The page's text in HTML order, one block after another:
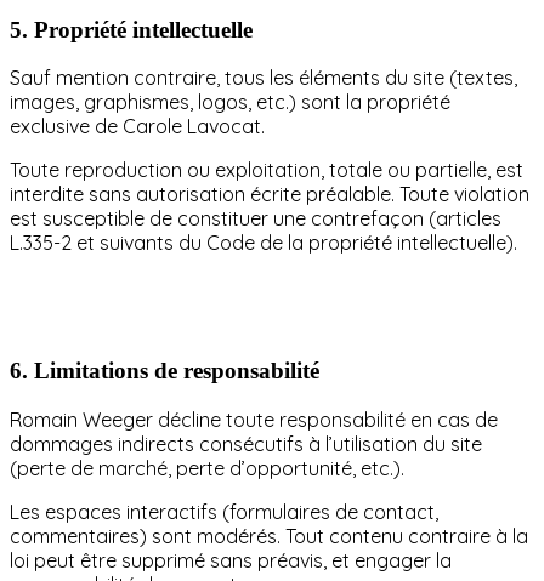
5. Propriété intellectuelle
Sauf mention contraire, tous les éléments du site (textes,
images, graphismes, logos, etc.) sont la propriété
exclusive de Carole Lavocat.
Toute reproduction ou exploitation, totale ou partielle, est
interdite sans autorisation écrite préalable. Toute violation
est susceptible de constituer une contrefaçon (articles
L.335-2 et suivants du Code de la propriété intellectuelle).
6. Limitations de responsabilité
Romain Weeger décline toute responsabilité en cas de
dommages indirects consécutifs à l’utilisation du site
(perte de marché, perte d’opportunité, etc.).
Les espaces interactifs (formulaires de contact,
commentaires) sont modérés. Tout contenu contraire à la
loi peut être supprimé sans préavis, et engager la